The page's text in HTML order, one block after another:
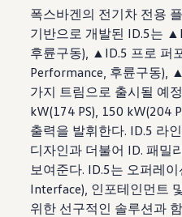
폭스바겐의 전기차 전용
기반으로 개발된 ID.5는
후륜구동), ▲ID.5 프로 퍼
Performance, 후륜구동),
가지 트림으로 출시될 예
kW(174 PS), 150 kW(204
출력을 발휘한다. ID.5 라
디자인과 더불어 ID. 패밀
보여준다. ID.5는 오퍼레
Interface), 인포테인먼트
위한 선구적인 솔루션과